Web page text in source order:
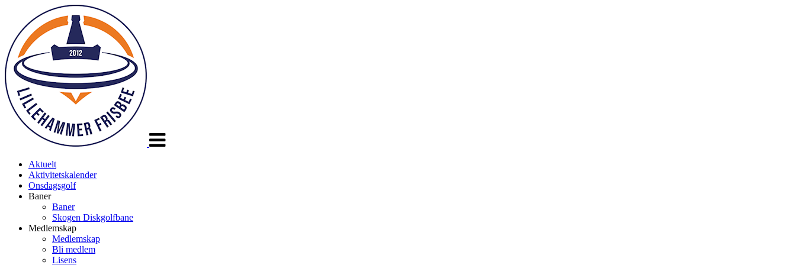
Aktuelt
Aktivitetskalender
Onsdagsgolf
Baner
Baner
Skogen Diskgolfbane
Medlemskap
Medlemskap
Bli medlem
Lisens